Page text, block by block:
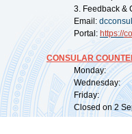
3. Feedback &
Email:
Portal: https://
CONSULAR
Monday:
Wednesday:
Friday:
Closed on 2